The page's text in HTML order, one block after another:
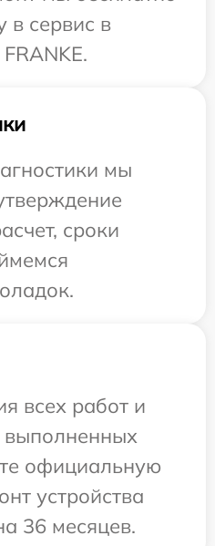
в сервис в
мы
сроки
всех работ и
выполненных
официальную
устройства
36 месяцев.